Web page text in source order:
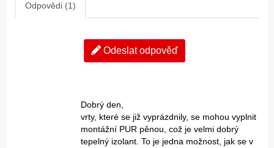
Odpovědi (1)
Odeslat odpověď
Dobrý den,
vrty, které se již vyprázdnily, se mohou vyplnit
montážní PUR pěnou, což je velmi dobrý
tepelný izolant. To je jedna možnost, jak se v